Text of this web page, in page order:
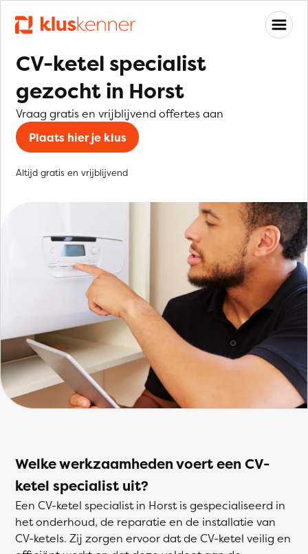
CV-ketel specialist
gezocht in Horst
Vraag gratis en vrijblijvend offertes aan
Plaats hier je klus
Altijd gratis en vrijblijvend
Welke werkzaamheden voert een CV-
ketel specialist uit?
Een CV-ketel specialist in Horst is gespecialiseerd in
het onderhoud, de reparatie en de installatie van
CV-ketels. Zij zorgen ervoor dat de CV-ketel veilig en